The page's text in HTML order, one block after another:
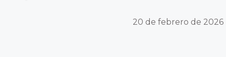
20 de febrero de 2026